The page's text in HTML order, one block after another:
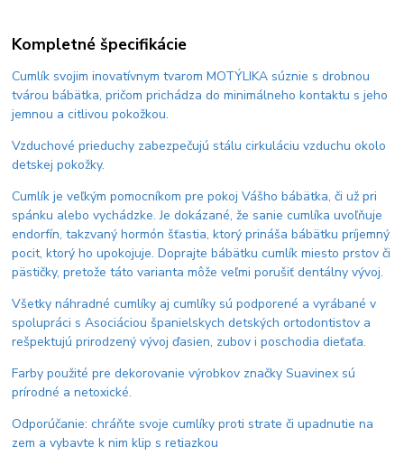
Kompletné špecifikácie
Cumlík svojim inovatívnym tvarom MOTÝLIKA súznie s drobnou
tvárou bábätka, pričom prichádza do minimálneho kontaktu s jeho
jemnou a citlivou pokožkou.
Vzduchové prieduchy zabezpečujú stálu cirkuláciu vzduchu okolo
detskej pokožky.
Cumlík je veľkým pomocníkom pre pokoj Vášho bábätka, či už pri
spánku alebo vychádzke. Je dokázané, že sanie cumlíka uvoľňuje
endorfín, takzvaný hormón šťastia, ktorý prináša bábätku príjemný
pocit, ktorý ho upokojuje. Doprajte bábätku cumlík miesto prstov či
pästičky, pretože táto varianta môže veľmi porušiť dentálny vývoj.
Všetky náhradné cumlíky aj cumlíky sú podporené a vyrábané v
spolupráci s Asociáciou španielskych detských ortodontistov a
rešpektujú prirodzený vývoj ďasien, zubov i poschodia dieťaťa.
Farby použité pre dekorovanie výrobkov značky Suavinex sú
prírodné a netoxické.
Odporúčanie: chráňte svoje cumlíky proti strate či upadnutie na
zem a vybavte k nim klip s retiazkou